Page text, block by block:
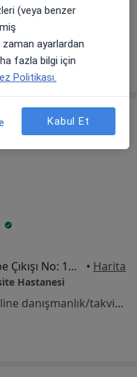
Hastanesi
Tem Avrupa Otoyolu Göztepe Çıkışı No: 1Bağcılar, İstanbul • Harita
Hastanesi
Bu uzman ilgili adres için online danışmanlık/takvim sunmuyor.
(veya benzer
ayarlardan
fazla bilgi için
Politikası.
Kabul Et